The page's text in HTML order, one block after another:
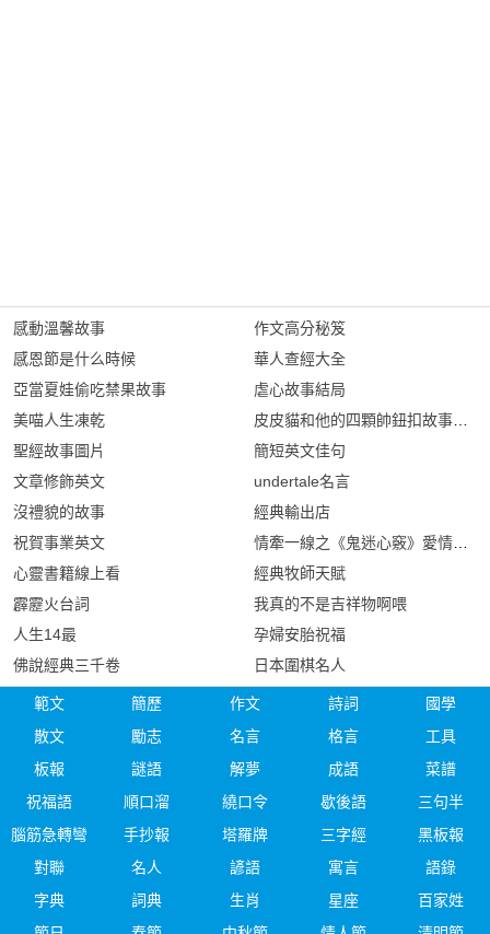
感動溫馨故事
感恩節是什么時候
亞當夏娃偷吃禁果故事
美喵人生凍乾
聖經故事圖片
文章修飾英文
沒禮貌的故事
祝賀事業英文
心靈書籍線上看
霹靂火台詞
人生14最
佛說經典三千卷
作文高分秘笈
華人查經大全
虐心故事結局
皮皮貓和他的四顆帥鈕扣故事內容
簡短英文佳句
undertale名言
經典輸出店
情牽一線之《鬼迷心竅》愛情故事
經典牧師天賦
我真的不是吉祥物啊喂
孕婦安胎祝福
日本圍棋名人
範文 簡歷 作文 詩詞
國學
散文
勵志 名言 格言
工具
板報
謎語 解夢 成語
菜譜
祝福語
順口溜 繞口令 歇後語
三句半
腦筋急轉彎
手抄報 塔羅牌 三字經
黑板報
對聯
名人 諺語 寓言
語錄
字典
詞典 生肖 星座
百家姓